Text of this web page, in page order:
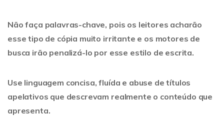
Não faça palavras-chave, pois os leitores acharão
esse tipo de cópia muito irritante e os motores de
busca irão penalizá-lo por esse estilo de escrita.
Use linguagem concisa, fluída e abuse de títulos
apelativos que descrevam realmente o conteúdo que
apresenta.